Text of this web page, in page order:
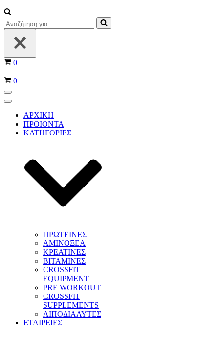
Αναζήτηση
για...
Καλάθι
0
Καλάθι
0
Μενού
πλοήγησης
Μενού
πλοήγησης
ΑΡΧΙΚΗ
ΠΡΟΙΟΝΤΑ
ΚΑΤΗΓΟΡΙΕΣ
ΠΡΩΤΕΙΝΕΣ
ΑΜΙΝΟΞΕΑ
ΚΡΕΑΤΙΝΕΣ
ΒΙΤΑΜΙΝΕΣ
CROSSFIT
EQUIPMENT
PRE WORKOUT
CROSSFIT
SUPPLEMENTS
ΛΙΠΟΔΙΑΛΥΤΕΣ
ΕΤΑΙΡΕΙΕΣ